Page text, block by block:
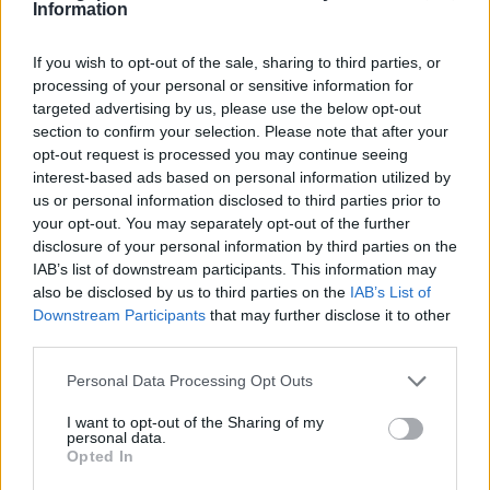
Information
If you wish to opt-out of the sale, sharing to third parties, or
processing of your personal or sensitive information for
targeted advertising by us, please use the below opt-out
section to confirm your selection. Please note that after your
opt-out request is processed you may continue seeing
interest-based ads based on personal information utilized by
us or personal information disclosed to third parties prior to
your opt-out. You may separately opt-out of the further
disclosure of your personal information by third parties on the
IAB’s list of downstream participants. This information may
also be disclosed by us to third parties on the IAB’s List of
Downstream Participants that may further disclose it to other
Please note that this website/app uses one or more Google
not limited to your visit or usage behaviour. You may click to
grant or deny consent to Google and its third-party tags to
use your data for below specified purposes in below Google
Personal Data Processing Opt Outs
I want to opt-out of the Sharing of my
personal data.
Opted In
Ezzel játszunk a hétvégén: Nioh 3, Euro Truck
Cuki állatokat gondozunk és a gazdaság vérkeringését
halomra.